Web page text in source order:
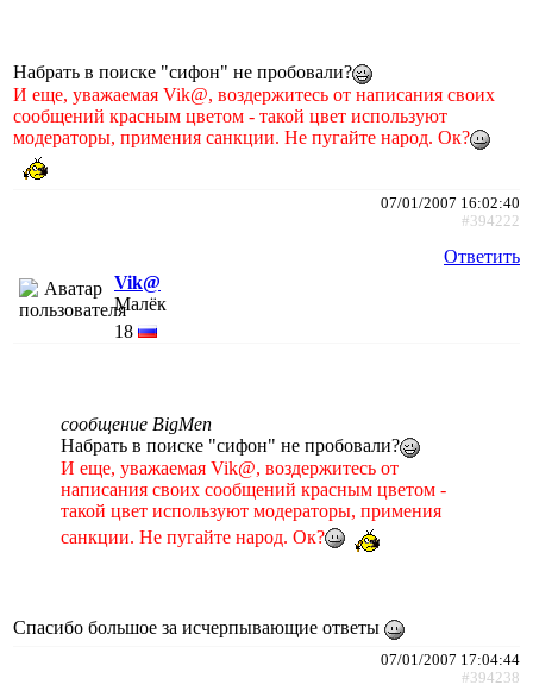
Набрать в поиске "сифон" не пробовали?
И еще, уважаемая Vik@, воздержитесь от написания своих
сообщений красным цветом - такой цвет используют
модераторы, примения санкции. Не пугайте народ. Ок?
07/01/2007 16:02:40
#394222
Ответить
Vik@
Малёк
18
сообщение BigMen
Набрать в поиске "сифон" не пробовали?
И еще, уважаемая Vik@, воздержитесь от
написания своих сообщений красным цветом -
такой цвет используют модераторы, примения
санкции. Не пугайте народ. Ок?
Спасибо большое за исчерпывающие ответы
07/01/2007 17:04:44
#394238